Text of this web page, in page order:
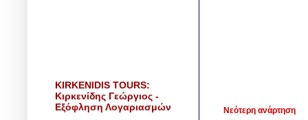
Νεότερη ανάρτηση
KIRKENIDIS TOURS:
Κιρκενίδης Γεώργιος -
Εξόφληση Λογαριασμών